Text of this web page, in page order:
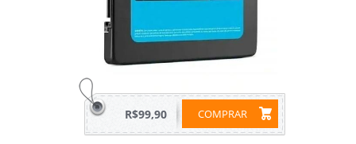
COMPRAR
R$99,90